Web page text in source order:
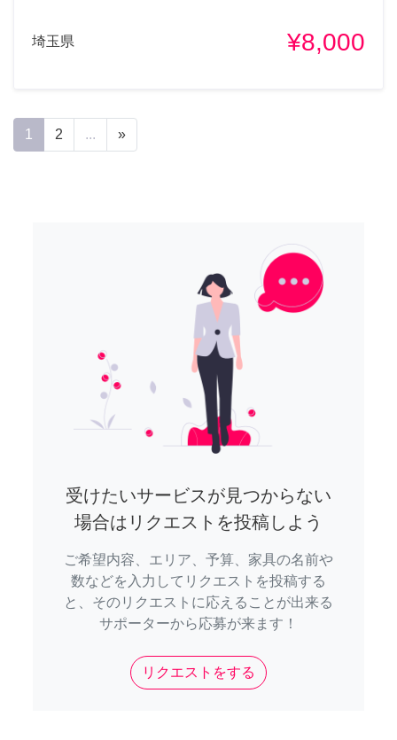
埼玉県 ¥8,000
1 2 ... »
受けたいサービスが見つからない
場合はリクエストを投稿しよう
ご希望内容、エリア、予算、家具の名前や
数などを入力してリクエストを投稿する
と、そのリクエストに応えることが出来る
サポーターから応募が来ます！
リクエストをする